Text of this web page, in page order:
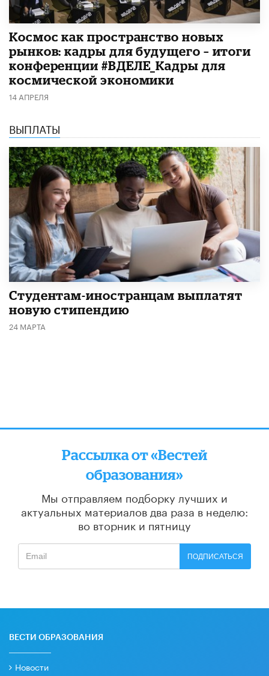
Космос как пространство новых
рынков: кадры для будущего – итоги
конференции #ВДЕЛЕ_Кадры для
космической экономики
14 АПРЕЛЯ
ВЫПЛАТЫ
Студентам-иностранцам выплатят
новую стипендию
24 МАРТА
Рассылка от «Вестей
образования»
Мы отправляем подборку лучших и
актуальных материалов два раза в неделю:
во вторник и пятницу
ПОДПИСАТЬСЯ
ВЕСТИ ОБРАЗОВАНИЯ
Новости